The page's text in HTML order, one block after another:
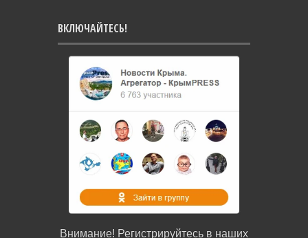
ВКЛЮЧАЙТЕСЬ!
Внимание! Регистрируйтесь в наших